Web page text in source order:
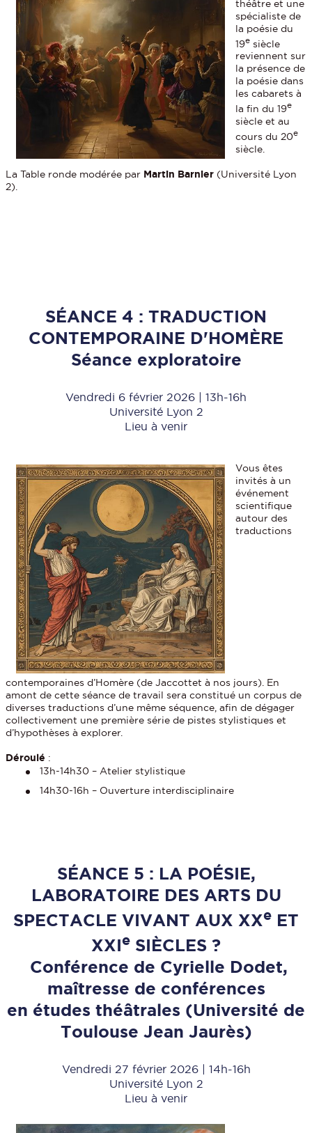
théâtre et une
spécialiste de
la poésie du
19e siècle
reviennent sur
la présence de
la poésie dans
les cabarets à
la fin du 19e
siècle et au
cours du 20e
siècle.
La Table ronde modérée par Martin Barnier (Université Lyon
2).
SÉANCE 4 : TRADUCTION
CONTEMPORAINE D'HOMÈRE
Séance exploratoire
Vendredi 6 février 2026 | 13h-16h
Université Lyon 2
Lieu à venir
Vous êtes
invités à un
événement
scientifique
autour des
traductions
contemporaines d’Homère (de Jaccottet à nos jours). En
amont de cette séance de travail sera constitué un corpus de
diverses traductions d’une même séquence, afin de dégager
collectivement une première série de pistes stylistiques et
d’hypothèses à explorer.
Déroulé :
13h-14h30 – Atelier stylistique
14h30-16h – Ouverture interdisciplinaire
SÉANCE 5 : LA POÉSIE,
LABORATOIRE DES ARTS DU
SPECTACLE VIVANT AUX XXe ET
XXIe SIÈCLES ?
Conférence de Cyrielle Dodet,
maîtresse de conférences
en études théâtrales (Université de
Toulouse Jean Jaurès)
Vendredi 27 février 2026 | 14h-16h
Université Lyon 2
Lieu à venir